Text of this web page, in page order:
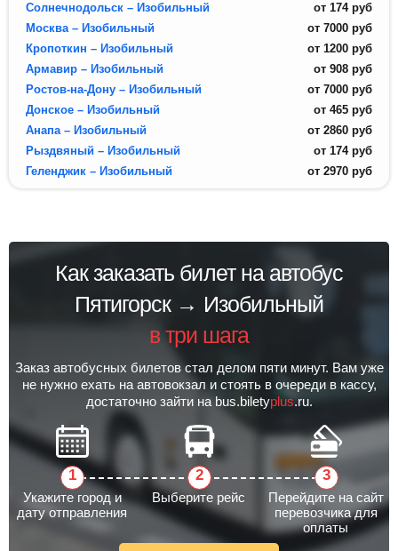
Солнечнодольск – Изобильный
от 174 руб
Москва – Изобильный
от 7000 руб
Кропоткин – Изобильный
от 1200 руб
Армавир – Изобильный
от 908 руб
Ростов-на-Дону – Изобильный
от 7000 руб
Донское – Изобильный
от 465 руб
Анапа – Изобильный
от 2860 руб
Рыздвяный – Изобильный
от 174 руб
Геленджик – Изобильный
от 2970 руб
Как заказать билет на автобус
Пятигорск → Изобильный
в три шага
Заказ автобусных билетов стал делом пяти минут. Вам уже
не нужно ехать на автовокзал и стоять в очереди в кассу,
достаточно зайти на bus.biletyplus.ru.
Укажите город и
дату отправления
Выберите рейс
Перейдите на сайт
перевозчика для
оплаты